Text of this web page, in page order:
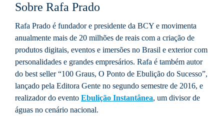
Sobre Rafa Prado
Rafa Prado é fundador e presidente da BCY e movimenta
anualmente mais de 20 milhões de reais com a criação de
produtos digitais, eventos e imersões no Brasil e exterior com
personalidades e grandes empresários. Rafa é também autor
do best seller “100 Graus, O Ponto de Ebulição do Sucesso”,
lançado pela Editora Gente no segundo semestre de 2016, e
realizador do evento Ebulição Instantânea, um divisor de
águas no cenário nacional.